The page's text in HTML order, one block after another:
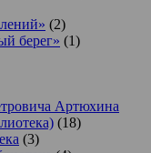
(2)
берег» (1)
Артюхина
(18)
(3)